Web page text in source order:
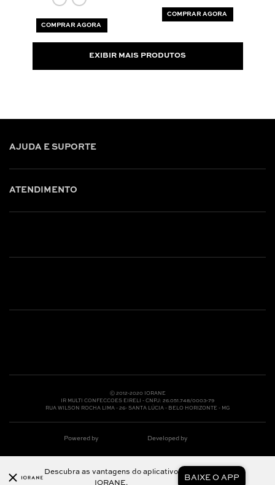
COMPRAR AGORA
COMPRAR AGORA
EXIBIR MAIS PRODUTOS
AJUDA E SUPORTE
ATENDIMENTO
Nossas Lojas
Ⓒ 2012-2020 IORANE
IR MULTI CONFECCOES EIRELI - CNPJ: 26.051.748/0003-79
RUA WILSON ROCHA LIMA - 26- SANTA LÚCIA - BELO HORIZONTE - MG
Powered by Developed by
Descubra as vantagens do aplicativo
IORANE.
BAIXE O APP